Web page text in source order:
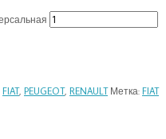
FIAT, PEUGEOT, RENAULT Метка: FIAT